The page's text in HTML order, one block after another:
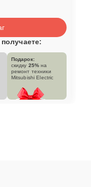
Подарок:
скидку 25% на
ремонт техники
Mitsubishi Electric